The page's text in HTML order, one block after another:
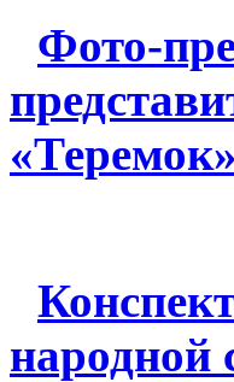
Фото-
народной